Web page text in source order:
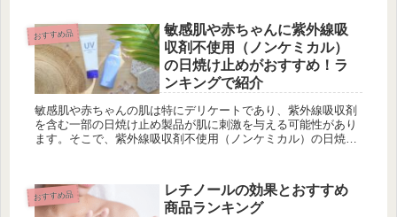
おすすめ品
敏感肌や赤ちゃんに紫外線吸
収剤不使用（ノンケミカル）
の日焼け止めがおすすめ！ラ
ンキングで紹介
敏感肌や赤ちゃんの肌は特にデリケートであり、紫外線吸収剤
を含む一部の日焼け止め製品が肌に刺激を与える可能性があり
ます。そこで、紫外線吸収剤不使用（ノンケミカル）の日焼け
く説明します。
おすすめ品
レチノールの効果とおすすめ
商品ランキング